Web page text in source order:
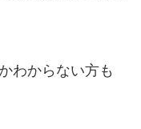
わからない方も